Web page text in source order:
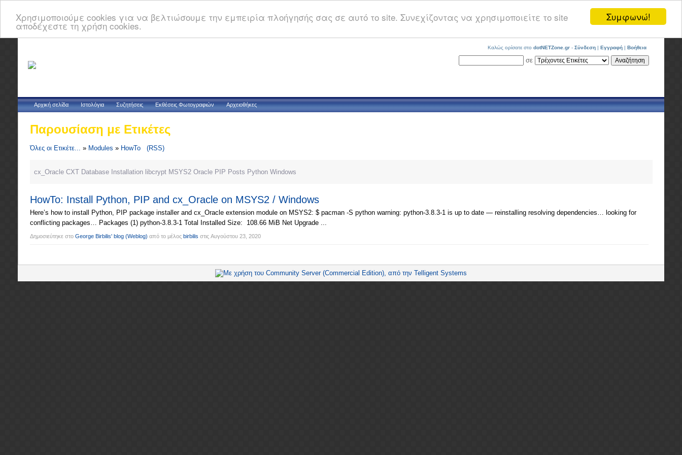
Συμφωνώ!
Χρησιμοποιούμε cookies για να βελτιώσουμε την εμπειρία πλοήγησής σας σε αυτό το site. Συνεχίζοντας να χρησιμοποιείτε το site
αποδέχεστε τη χρήση cookies.
Καλώς ορίσατε στο dotNETZone.gr - Σύνδεση | Εγγραφή | Βοήθεια
σε
Αρχική σελίδα Ιστολόγια Συζητήσεις Εκθέσεις Φωτογραφιών Αρχειοθήκες
Παρουσίαση με Ετικέτες
Όλες οι Ετικέτε... » Modules » HowTo (RSS)
cx_Oracle CXT Database Installation libcrypt MSYS2 Oracle PIP Posts Python Windows
HowTo: Install Python, PIP and cx_Oracle on MSYS2 / Windows
Here’s how to install Python, PIP package installer and cx_Oracle extension module on MSYS2: $ pacman -S python warning: python-3.8.3-1 is up to date — reinstalling resolving dependencies… looking for
conflicting packages… Packages (1) python-3.8.3-1 Total Installed Size: 108.66 MiB Net Upgrade ...
Δημοσιεύτηκε στο George Birbilis' blog (Weblog) από το μέλος birbilis στις Αυγούστου 23, 2020